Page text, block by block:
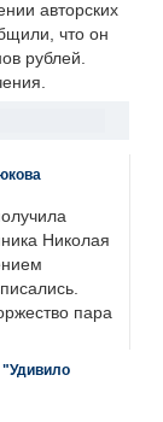
авторских
что он
рублей.
Николая
пара
"Удивило